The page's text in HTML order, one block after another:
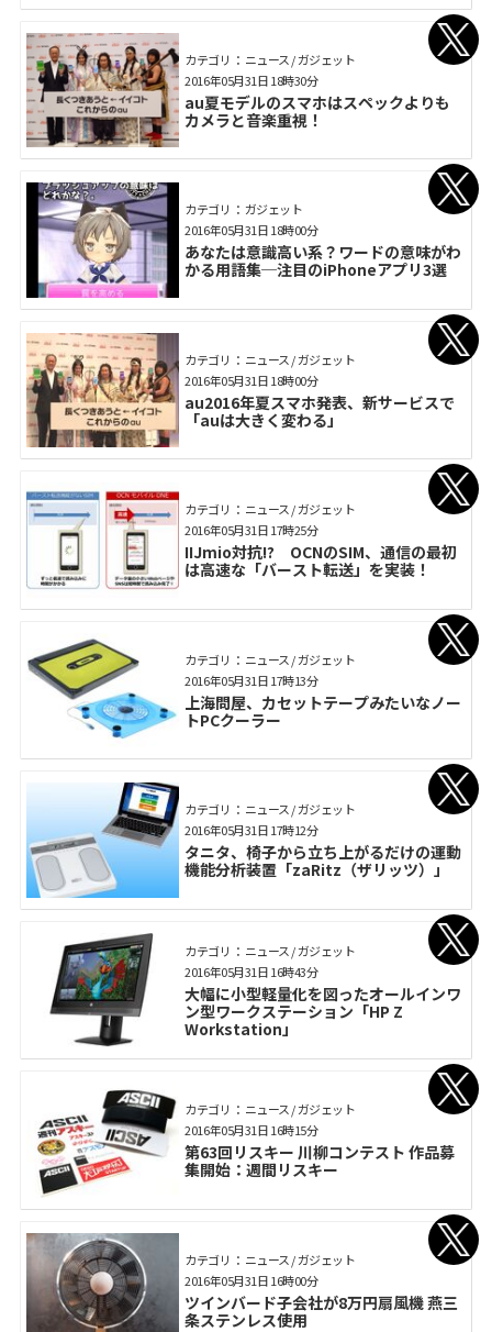
カテゴリ： ニュース / ガジェット
au夏モデルのスマホはスペックよりも
カメラと音楽重視！
2016年05月31日 18時30分
カテゴリ： ガジェット
あなたは意識高い系？ワードの意味がわ
かる用語集─注目のiPhoneアプリ3選
2016年05月31日 18時00分
カテゴリ： ニュース / ガジェット
au2016年夏スマホ発表、新サービスで
「auは大きく変わる」
2016年05月31日 18時00分
カテゴリ： ニュース / ガジェット
IIJmio対抗!? OCNのSIM、通信の最初
は高速な「バースト転送」を実装！
2016年05月31日 17時25分
カテゴリ： ニュース / ガジェット
上海問屋、カセットテープみたいなノー
トPCクーラー
2016年05月31日 17時13分
カテゴリ： ニュース / ガジェット
タニタ、椅子から立ち上がるだけの運動
機能分析装置「zaRitz（ザリッツ）」
2016年05月31日 17時12分
カテゴリ： ニュース / ガジェット
大幅に小型軽量化を図ったオールインワ
ン型ワークステーション「HP Z
Workstation」
2016年05月31日 16時43分
カテゴリ： ニュース / ガジェット
第63回リスキー 川柳コンテスト 作品募
集開始：週間リスキー
2016年05月31日 16時15分
カテゴリ： ニュース / ガジェット
ツインバード子会社が8万円扇風機 燕三
条ステンレス使用
2016年05月31日 16時00分